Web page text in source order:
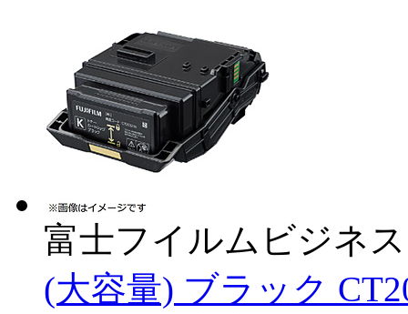
富士フイルムビジネ
(大容量) ブラック